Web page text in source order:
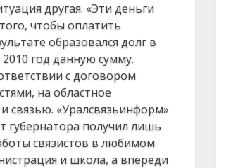
другая. «Эти деньги
чтобы оплатить
образовался долг в
год данную сумму.
с договором
на областное
связью. «Уралсвязьинформ»
получил лишь
связистов в любимом
и школа, а впереди